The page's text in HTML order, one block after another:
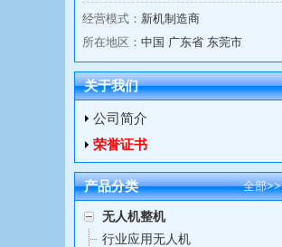
经营模式： 新机制造商
所在地区： 中国 广东省 东莞市
关于我们
公司简介
荣誉证书
产品分类 全部>>
无人机整机
行业应用无人机